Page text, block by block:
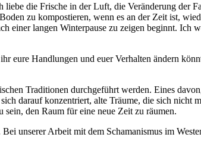
die Frische in der Luft, die Veränderung der
zu kompostieren, wenn es an der Zeit ist,
einer langen Winterpause zu zeigen beginnt. Ich
eure Handlungen und euer Verhalten ändern
Traditionen durchgeführt werden. Eines
darauf konzentriert, alte Träume, die sich nicht
den Raum für eine neue Zeit zu räumen.
unserer Arbeit mit dem Schamanismus im